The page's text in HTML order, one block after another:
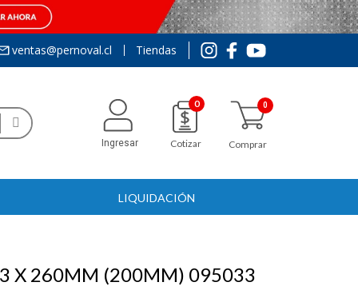
ventas@pernoval.cl Tiendas
Ingresar
0
Cotizar Comprar
LIQUIDACIÓN
X 260MM (200MM) 095033